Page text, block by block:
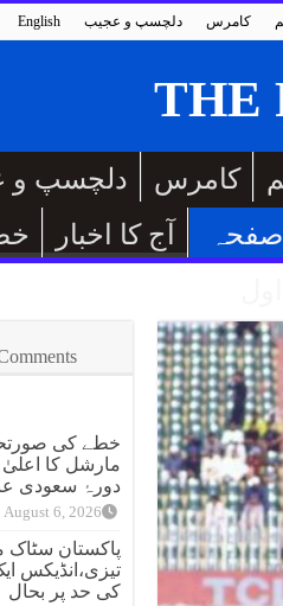
English دلچسپ و عجیب کامرس
دلچسپ و کامرس
آج کا اخبار
صفحہ
خطے کی
مارشل کا
دورۂ سعودی
August 6, 2026
پاکستان سٹاک
کی حد پر بحال